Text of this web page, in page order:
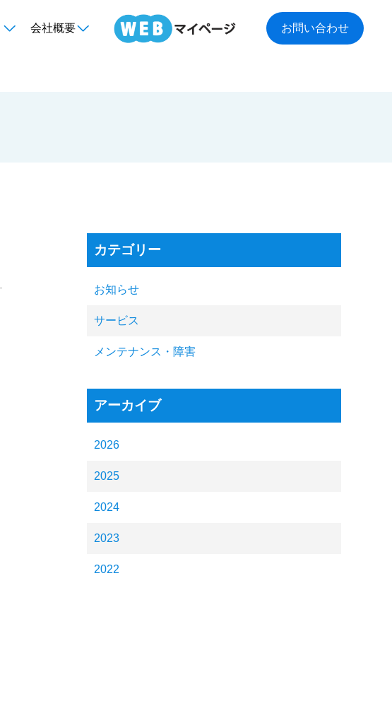
会社概要 お問い合わせ
カテゴリー
お知らせ
サービス
メンテナンス・障害
アーカイブ
2026
2025
2024
2023
2022